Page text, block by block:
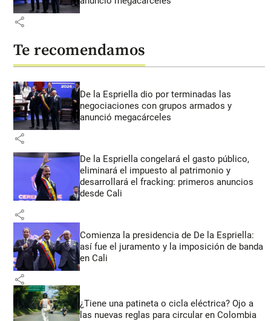
share
Te recomendamos
De la Espriella dio por terminadas las
negociaciones con grupos armados y
anunció megacárceles
share
De la Espriella congelará el gasto público,
eliminará el impuesto al patrimonio y
desarrollará el fracking: primeros anuncios
desde Cali
share
Comienza la presidencia de De la Espriella:
así fue el juramento y la imposición de banda
en Cali
share
¿Tiene una patineta o cicla eléctrica? Ojo a
las nuevas reglas para circular en Colombia